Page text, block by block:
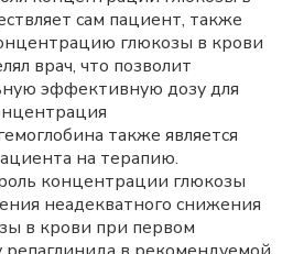
сам пациент, также
глюкозы в крови
врач, что позволит
эффективную дозу для
также является
на терапию.
концентрации глюкозы
неадекватного снижения
в крови при первом